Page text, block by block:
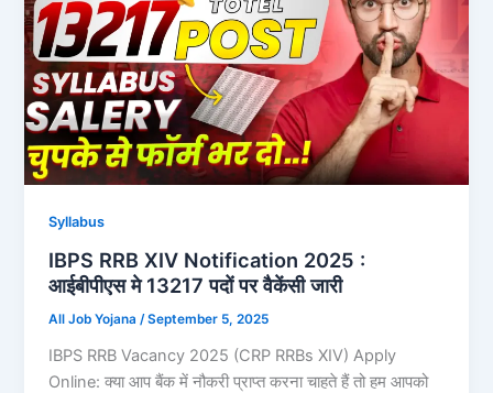
Syllabus
IBPS RRB XIV Notification 2025 :
आईबीपीएस मे 13217 पदों पर वैकेंसी जारी
All Job Yojana/September 5, 2025
IBPS RRB Vacancy 2025 (CRP RRBs XIV) Apply
Online: क्या आप बैंक में नौकरी प्राप्त करना चाहते हैं तो हम आपको